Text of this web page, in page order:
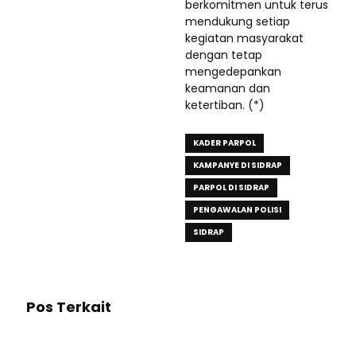
berkomitmen untuk terus
mendukung setiap
kegiatan masyarakat
dengan tetap
mengedepankan
keamanan dan
ketertiban. (*)
KADER PARPOL
KAMPANYE DI SIDRAP
PARPOL DI SIDRAP
PENGAWALAN POLISI
SIDRAP
Pos Terkait